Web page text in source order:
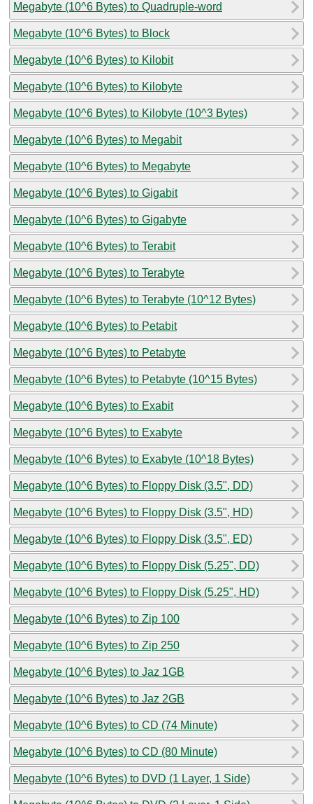
Megabyte (10^6 Bytes) to Quadruple-word
Megabyte (10^6 Bytes) to Block
Megabyte (10^6 Bytes) to Kilobit
Megabyte (10^6 Bytes) to Kilobyte
Megabyte (10^6 Bytes) to Kilobyte (10^3 Bytes)
Megabyte (10^6 Bytes) to Megabit
Megabyte (10^6 Bytes) to Megabyte
Megabyte (10^6 Bytes) to Gigabit
Megabyte (10^6 Bytes) to Gigabyte
Megabyte (10^6 Bytes) to Terabit
Megabyte (10^6 Bytes) to Terabyte
Megabyte (10^6 Bytes) to Terabyte (10^12 Bytes)
Megabyte (10^6 Bytes) to Petabit
Megabyte (10^6 Bytes) to Petabyte
Megabyte (10^6 Bytes) to Petabyte (10^15 Bytes)
Megabyte (10^6 Bytes) to Exabit
Megabyte (10^6 Bytes) to Exabyte
Megabyte (10^6 Bytes) to Exabyte (10^18 Bytes)
Megabyte (10^6 Bytes) to Floppy Disk (3.5", DD)
Megabyte (10^6 Bytes) to Floppy Disk (3.5", HD)
Megabyte (10^6 Bytes) to Floppy Disk (3.5", ED)
Megabyte (10^6 Bytes) to Floppy Disk (5.25", DD)
Megabyte (10^6 Bytes) to Floppy Disk (5.25", HD)
Megabyte (10^6 Bytes) to Zip 100
Megabyte (10^6 Bytes) to Zip 250
Megabyte (10^6 Bytes) to Jaz 1GB
Megabyte (10^6 Bytes) to Jaz 2GB
Megabyte (10^6 Bytes) to CD (74 Minute)
Megabyte (10^6 Bytes) to CD (80 Minute)
Megabyte (10^6 Bytes) to DVD (1 Layer, 1 Side)